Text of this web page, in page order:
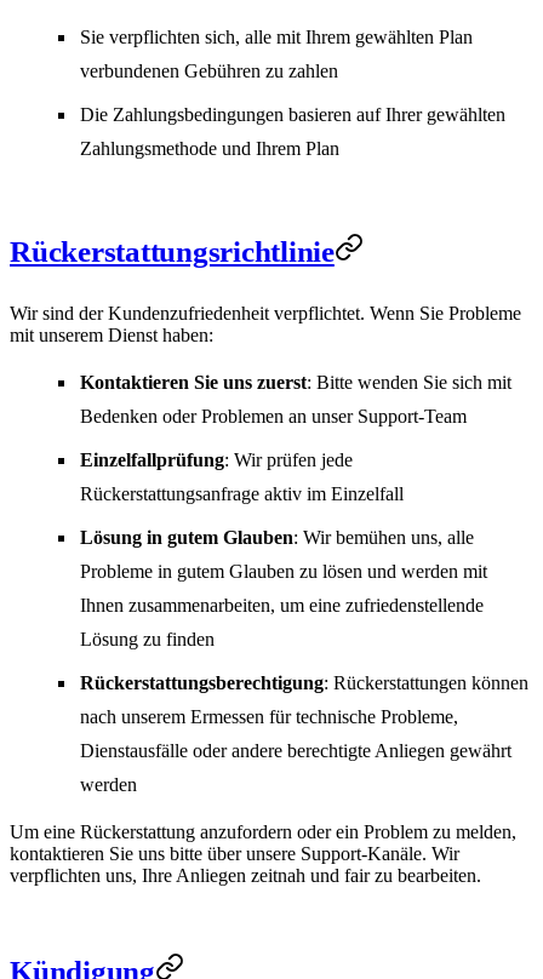
Sie verpflichten sich, alle mit Ihrem gewählten Plan
verbundenen Gebühren zu zahlen
Die Zahlungsbedingungen basieren auf Ihrer gewählten
Zahlungsmethode und Ihrem Plan
Rückerstattungsrichtlinie
Wir sind der Kundenzufriedenheit verpflichtet. Wenn Sie Probleme
mit unserem Dienst haben:
Kontaktieren Sie uns zuerst: Bitte wenden Sie sich mit
Bedenken oder Problemen an unser Support-Team
Einzelfallprüfung: Wir prüfen jede
Rückerstattungsanfrage aktiv im Einzelfall
Lösung in gutem Glauben: Wir bemühen uns, alle
Probleme in gutem Glauben zu lösen und werden mit
Ihnen zusammenarbeiten, um eine zufriedenstellende
Lösung zu finden
Rückerstattungsberechtigung: Rückerstattungen können
nach unserem Ermessen für technische Probleme,
Dienstausfälle oder andere berechtigte Anliegen gewährt
werden
Um eine Rückerstattung anzufordern oder ein Problem zu melden,
kontaktieren Sie uns bitte über unsere Support-Kanäle. Wir
verpflichten uns, Ihre Anliegen zeitnah und fair zu bearbeiten.
Kündigung